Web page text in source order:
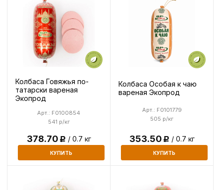
Колбаса Говяжья по-
татарски вареная
Экопрод
541 р/кг
Арт.: F0100854
378.70Р / 0.7 кг
КУПИТЬ
Колбаса Особая к чаю
вареная Экопрод
505 р/кг
Арт.: F0101779
353.50Р / 0.7 кг
КУПИТЬ